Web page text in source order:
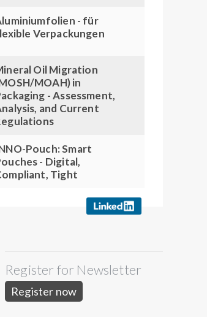
- für
Verpackungen
Oil Migration
MOAH) in
- Assessment,
and Current
Pouch: Smart
- Digital,
Tight
Register for Newsletter
Register now